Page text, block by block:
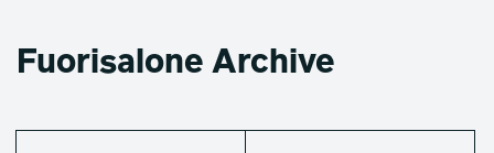
Fuorisalone Archive